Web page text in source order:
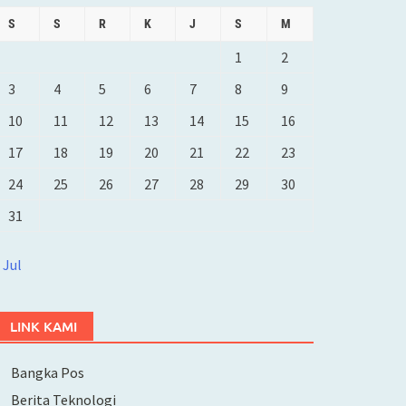
S S R K J S M
1
2
3
4 5 6 7 8
9
10
11 12 13 14 15
16
17
18 19 20 21 22
23
24
25 26 27 28 29
30
31
Jul
LINK KAMI
Bangka Pos
Berita Teknologi